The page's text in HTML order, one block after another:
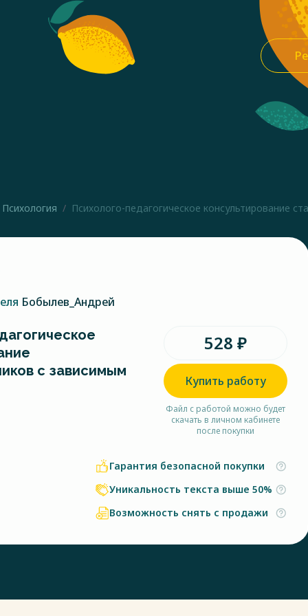
Психология Психолого-педагогическое консультирование
Бобылев_Андрей
с зависимым
528 ₽
Купить работу
Файл с работой можно будет
скачать в личном кабинете
после покупки
Гарантия безопасной покупки
Уникальность текста выше 50%
Возможность снять с продажи